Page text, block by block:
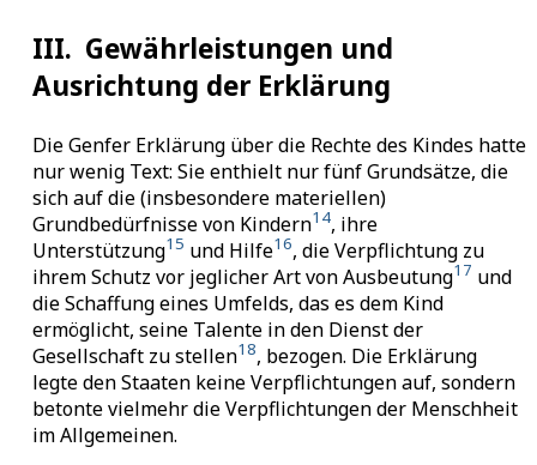
III. Gewährleistungen und
Ausrichtung der Erklärung
Die Genfer Erklärung über die Rechte des Kindes hatte
nur wenig Text: Sie enthielt nur fünf Grundsätze, die
sich auf die (insbesondere materiellen)
Grundbedürfnisse von Kindern14, ihre
Unterstützung15 und Hilfe16, die Verpflichtung zu
ihrem Schutz vor jeglicher Art von Ausbeutung17 und
die Schaffung eines Umfelds, das es dem Kind
ermöglicht, seine Talente in den Dienst der
Gesellschaft zu stellen18, bezogen. Die Erklärung
legte den Staaten keine Verpflichtungen auf, sondern
betonte vielmehr die Verpflichtungen der Menschheit
im Allgemeinen.